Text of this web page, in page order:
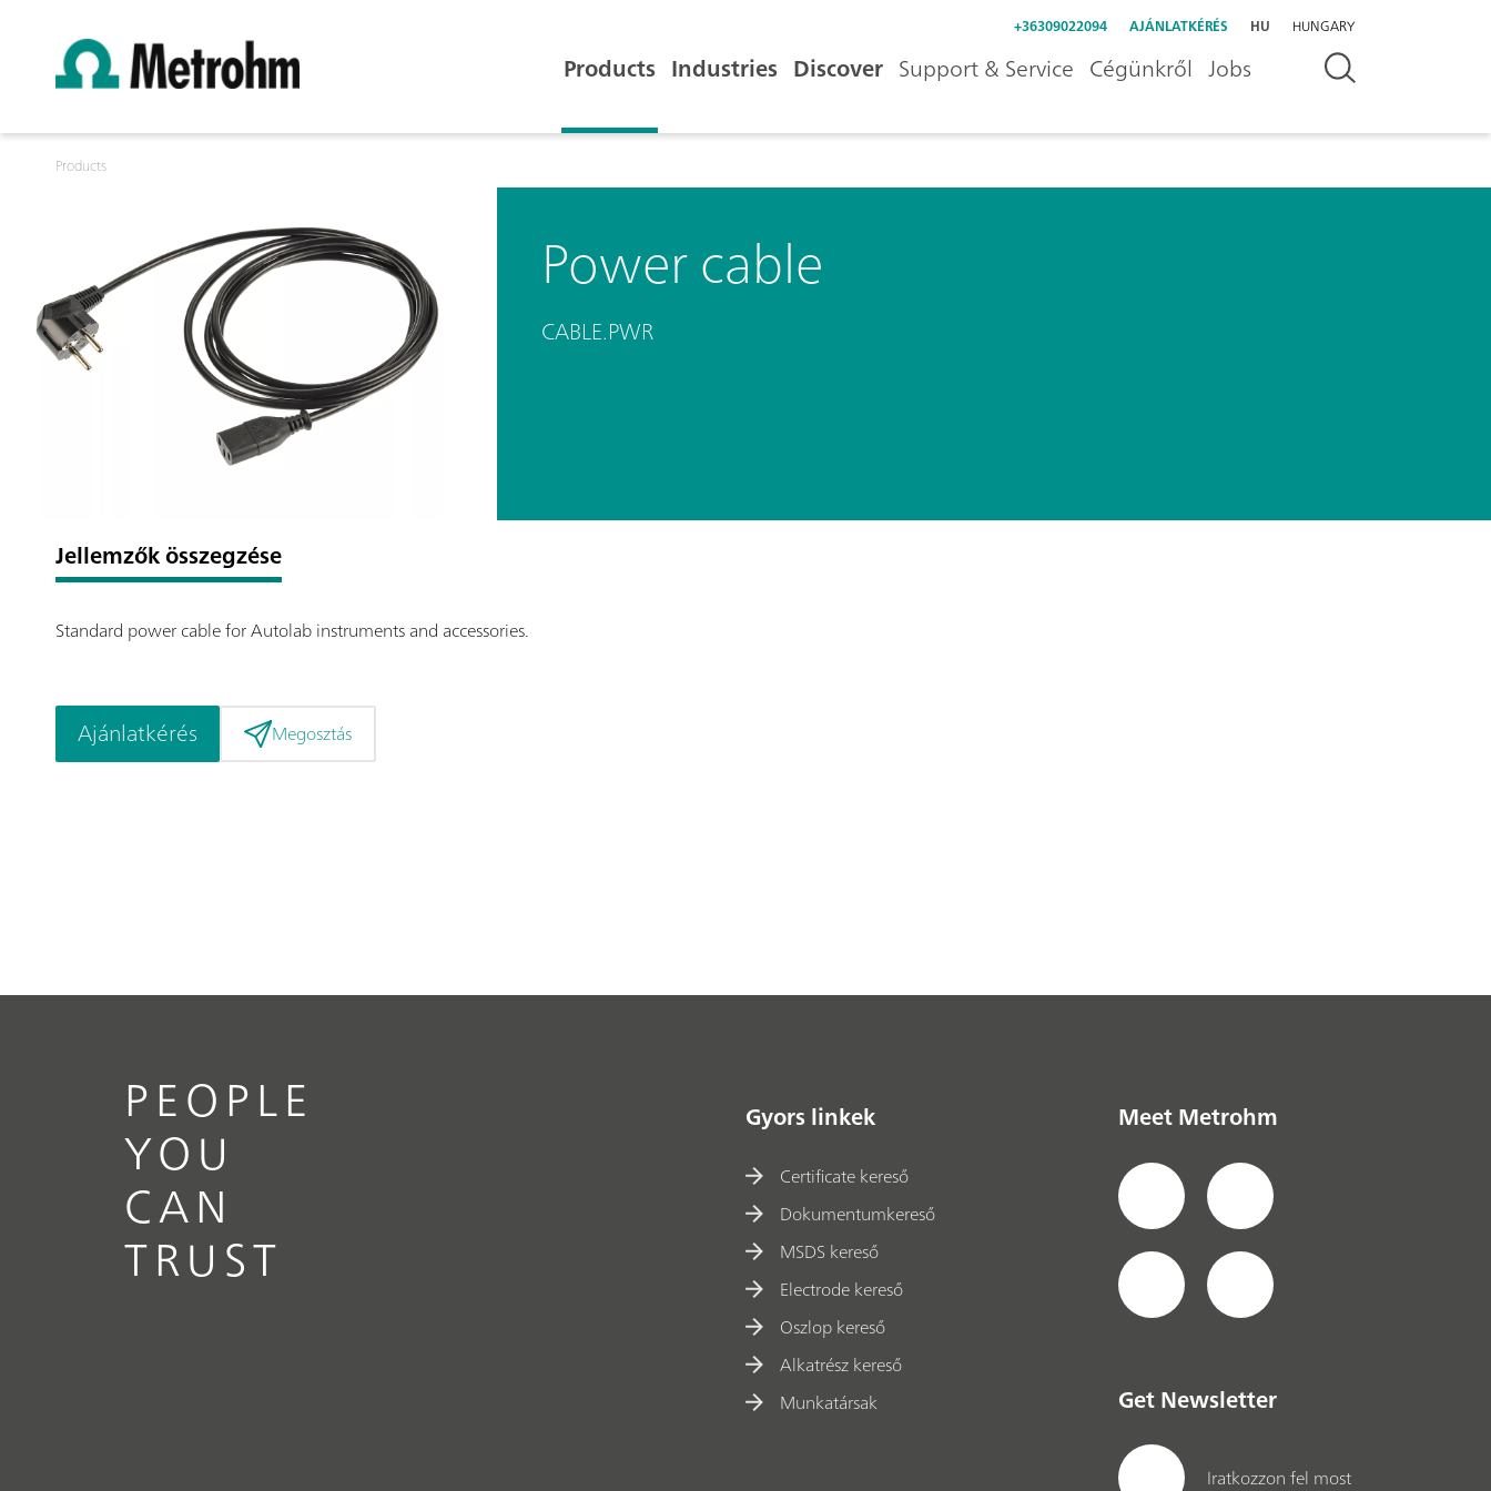
+36309022094 AJÁNLATKÉRÉS HU HUNGARY
Products Industries Discover Support & Service Cégünkről Jobs
Products
Power cable
CABLE.PWR
Jellemzők összegzése
Standard power cable for Autolab instruments and accessories.
Ajánlatkérés Megosztás
PEOPLE
YOU
CAN
TRUST
Gyors linkek
Certificate kereső
Dokumentumkereső
MSDS kereső
Electrode kereső
Oszlop kereső
Alkatrész kereső
Munkatársak
Meet Metrohm
Get Newsletter
Iratkozzon fel most